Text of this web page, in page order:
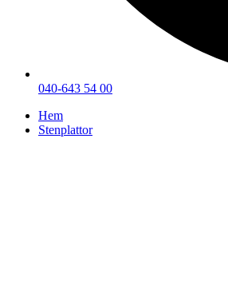
040-643 54 00
Hem
Stenplattor